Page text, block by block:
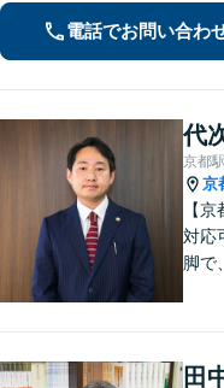
電話でお問い合わ
代
京都
京
【
対応
脚で
可能
田